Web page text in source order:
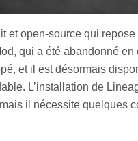
et open-source qui
qui a été abandonné en
et il est désormais
L’installation de
il nécessite quelques